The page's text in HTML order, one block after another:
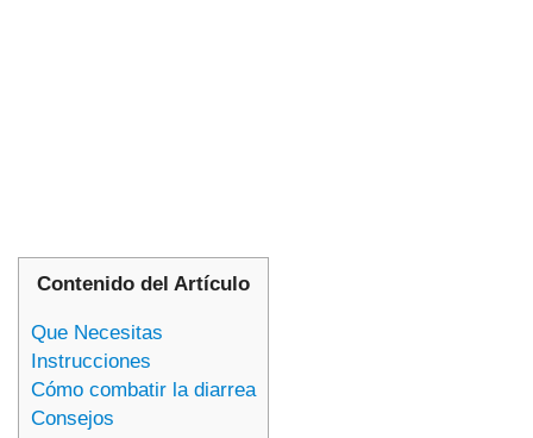
Contenido del Artículo
Que Necesitas
Instrucciones
Cómo combatir la diarrea
Consejos